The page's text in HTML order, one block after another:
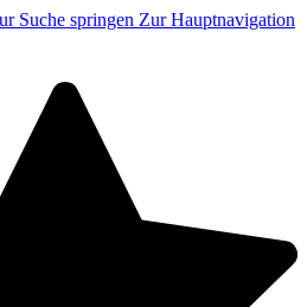
Suche springen Zur Hauptnavigation